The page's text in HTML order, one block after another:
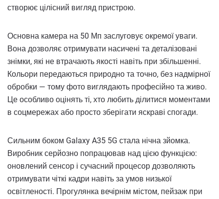
створює цілісний вигляд пристрою.
Основна камера на 50 Мп заслуговує окремої уваги.
Вона дозволяє отримувати насичені та деталізовані
знімки, які не втрачають якості навіть при збільшенні.
Кольори передаються природно та точно, без надмірної
обробки — тому фото виглядають професійно та живо.
Це особливо оцінять ті, хто любить ділитися моментами
в соцмережах або просто зберігати яскраві спогади.
Сильним боком Galaxy A35 5G стала нічна зйомка.
Виробник серйозно попрацював над цією функцією:
оновлений сенсор і сучасний процесор дозволяють
отримувати чіткі кадри навіть за умов низької
освітленості. Прогулянка вечірнім містом, пейзаж при